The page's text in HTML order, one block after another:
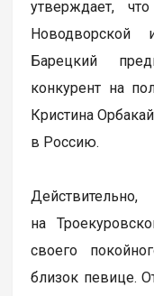
утверждает,
Барецкий
конкурент на
Кристина
в Россию.
на
своего
близок певице.